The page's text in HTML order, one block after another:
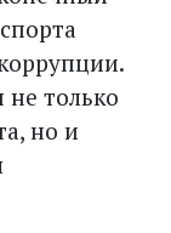
не только
но и